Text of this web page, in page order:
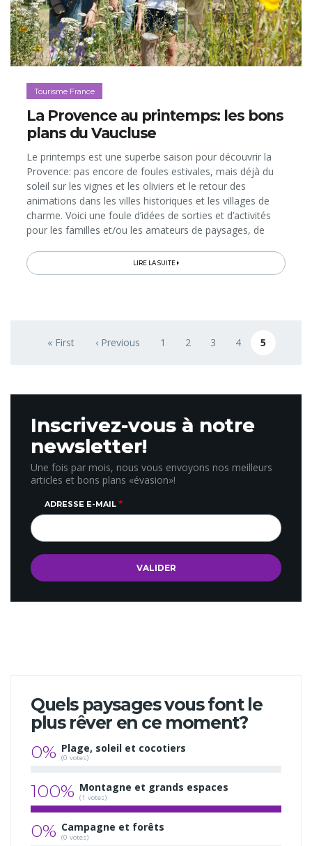
Tourisme France
La Provence au printemps: les bons
plans du Vaucluse
Le printemps est une superbe saison pour découvrir la
Provence: pas encore de foules estivales, mais déjà du
soleil sur les vignes et les oliviers et le retour des
animations dans les villes historiques et les villages de
charme. Voici une foule d’idées de sorties et d’activités
pour les familles et/ou les amateurs de paysages, de
œufs, balades le long de canaux, fêtes du terroir, expos,
découvertes en véhicule vintage ou à bord d’engins
LIRE LA SUITE
First page
« First Previous page
‹ Previous Page
1 Page
2 Page
3 Page
4 Page
5
Inscrivez-vous à notre
newsletter!
Une fois par mois, nous vous envoyons nos meilleurs
articles et bons plans «évasion»!
ADRESSE E-MAIL
Quels paysages vous font le
plus rêver en ce moment?
0% Plage, soleil et cocotiers
(0 votes)
100% Montagne et grands espaces
(1 votes)
0% Campagne et forêts
(0 votes)